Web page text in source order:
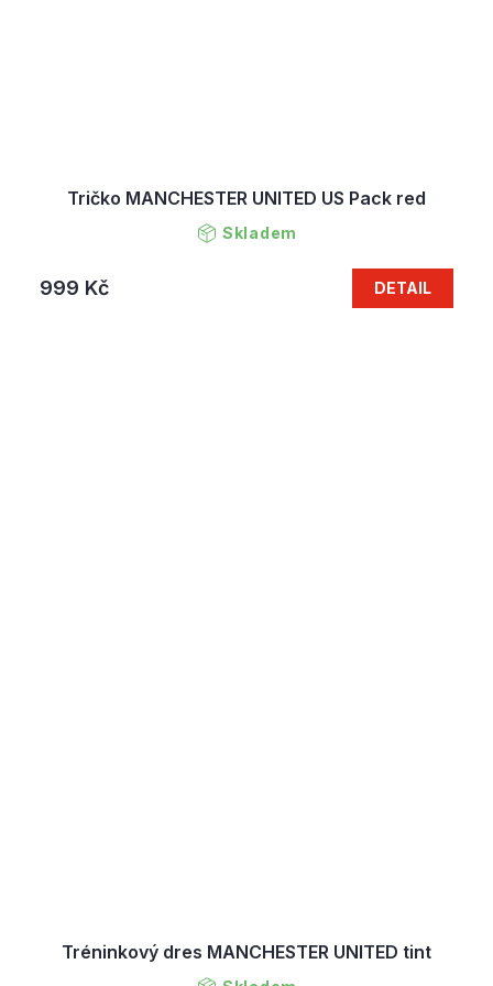
Tričko MANCHESTER UNITED US Pack red
Skladem
999 Kč DETAIL
Tréninkový dres MANCHESTER UNITED tint